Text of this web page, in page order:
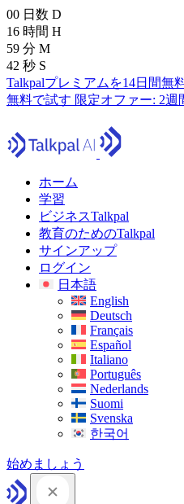
00 日数 D
16 時間 H
59 分 M
40 秒 S
Talkpalプレミアムを14日間無
無料で試す 限定オファー: 2週
ホーム
学習
ビジネスTalkpal
教育のためのTalkpal
サインアップ
ログイン
日本語
English
Deutsch
Français
Español
Italiano
Português
Nederlands
Suomi
Svenska
한국어
始めましょう